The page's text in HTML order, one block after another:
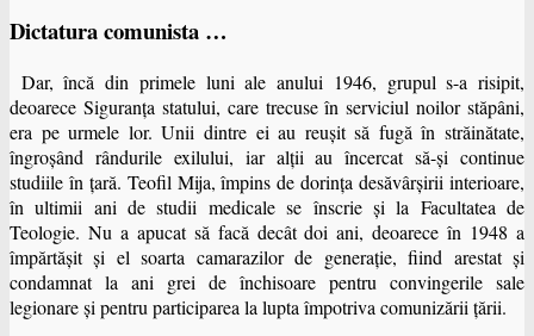
Dictatura comunista …
Dar, încă din primele luni ale anului 1946, grupul s-a risipit,
deoarece Siguranţa statului, care trecuse în serviciul noilor stăpâni,
era pe urmele lor. Unii dintre ei au reuşit să fugă în străinătate,
îngroşând rândurile exilului, iar alţii au încercat să-şi continue
studiile în ţară. Teofil Mija, împins de dorinţa desăvârşirii interioare,
în ultimii ani de studii medicale se înscrie şi la Facultatea de
Teologie. Nu a apucat să facă decât doi ani, deoarece în 1948 a
împărtăşit şi el soarta camarazilor de generaţie, fiind arestat şi
condamnat la ani grei de închisoare pentru convingerile sale
legionare şi pentru participarea la lupta împotriva comunizării ţării.